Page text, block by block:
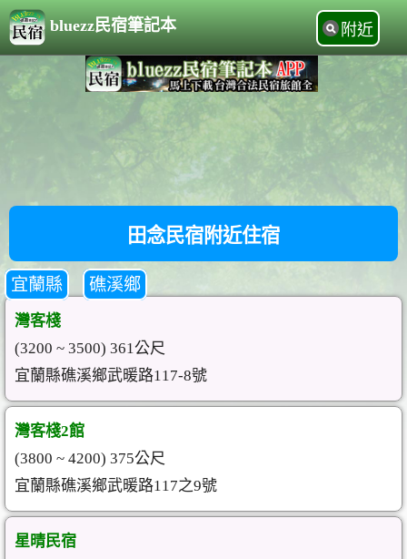
bluezz民宿筆記本 附近
田念民宿附近住宿
宜蘭縣 礁溪鄉
灣客棧
(3200 ~ 3500) 361公尺
宜蘭縣礁溪鄉武暖路117-8號
灣客棧2館
(3800 ~ 4200) 375公尺
宜蘭縣礁溪鄉武暖路117之9號
星晴民宿